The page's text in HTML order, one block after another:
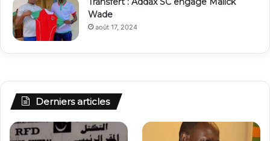
Wade
août 17, 2024
Derniers articles